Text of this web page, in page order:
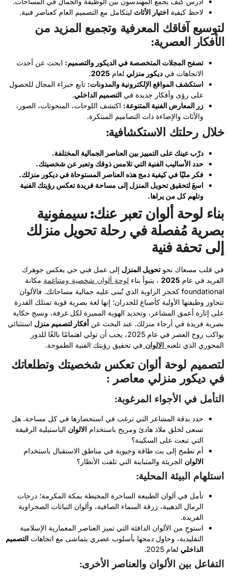
لاحظ كيفية اختيار الأثاث ليتكامل مع التصميم العام كعناصر فنية.
لتوسيع آفاقك المعرفية وتجميع المزيد من
الأفكار العصرية:
تصفح المجلات المتخصصة في الديكور والتصميم: ابحث عن أحدث
الاتجاهات في ديكور منزلي لعام 2025
.
استكشف المواقع الإلكترونية والمدونات: تابع خبراء المجال للحصول
على رؤى وأفكار جديدة في التصميم الداخلي.
زر المعارض الفنية المتنوعة: اكتشف اللوحات، المنحوتات، الصور،
والأثاث والإضاءة ذات التصاميم المبتكرة.
خلال رحلتك الاستكشافية:
درّب عينك على التمييز بين العناصر الجمالية المختلفة.
حدد الأساليب الفنية التي تلامس ذوقك وتعبر عن شخصيتك.
فكر مليًا في كيفية دمج هذه العناصر المستوحاة في ديكور منزلك.
اسعَ لتحقيق تحويل المنزل إلى مساحة فريدة تعكس رؤيتك الفنية
وتلهم كل من يراها.
بناء لوحة ألوان تعبر عنك: سيمفونية
بصرية مُفصلة في رحلة تحويل منزلك
إلى تحفة فنية
في قلب مسعاك نحو تحويل المنزل إلى عمل فني حي يعكس جوهرك
الفريد في عام 2025 ، يتبوأ بناء لوحة ألوان شخصية ومتناغمة مكانة
foundational كحجر الزاوية الذي تُبنى عليه جمالية مساحاتك. فالألوان
تتجاوز وظيفتها الأولية كأصباغ للجدران؛ إنها لغة بصرية قوية تمتلك القدرة
على إثارة أعمق المشاعر، وتحديد الهوية المميزة لكل غرفة، ونسج حكاية
بصرية فريدة في أرجاء منزلك. عند البحث عن أفكار لتصميم منزل استثنائي
يواكب روح العصر في عام 2025، يجب أن تولي اهتمامًا بالغًا للدور
المحوري الذي تلعبه الالوان في تحقيق رؤيتك الفنية الطموحة.
لتصميم لوحة ألوان تعكس شخصيتك وتطلعاتك
في ديكور منزلي معاصر :
التأمل في الأجواء المرغوبة:
حدد بدقة المشاعر التي ترغب في استحضارها في كل مساحة. هل
تسعى لخلق ملاذ هادئ ومريح باستخدام الالوان الباستيلية الرقيقة
التي تبعث على السكينة؟
أم تطمح إلى بث طاقة وحيوية في مناطق الاستقبال باستخدام
الالوان الجريئة والمتباينة التي تلفت الأنظار؟
استلهام البيئة المحلية:
تأمل في ألوان الطبيعة الساحرة المحيطة بمكة المكرمة؛ درجات
الرمال الذهبية، زرقة السماء الصافية، وألوان النباتات الصحراوية
الفريدة.
استوحِ من الألوان الدافئة التي تميز العناصر المعمارية الإسلامية
التقليدية، وحاول دمجها بأسلوب عصري يتماشى مع اتجاهات التصميم
الداخلي لعام 2025.
التفاعل بين الألوان والعناصر الأخرى: